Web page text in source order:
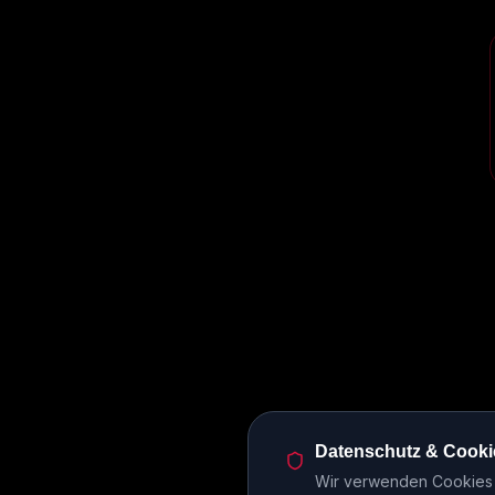
Datenschutz &
Wir verwenden